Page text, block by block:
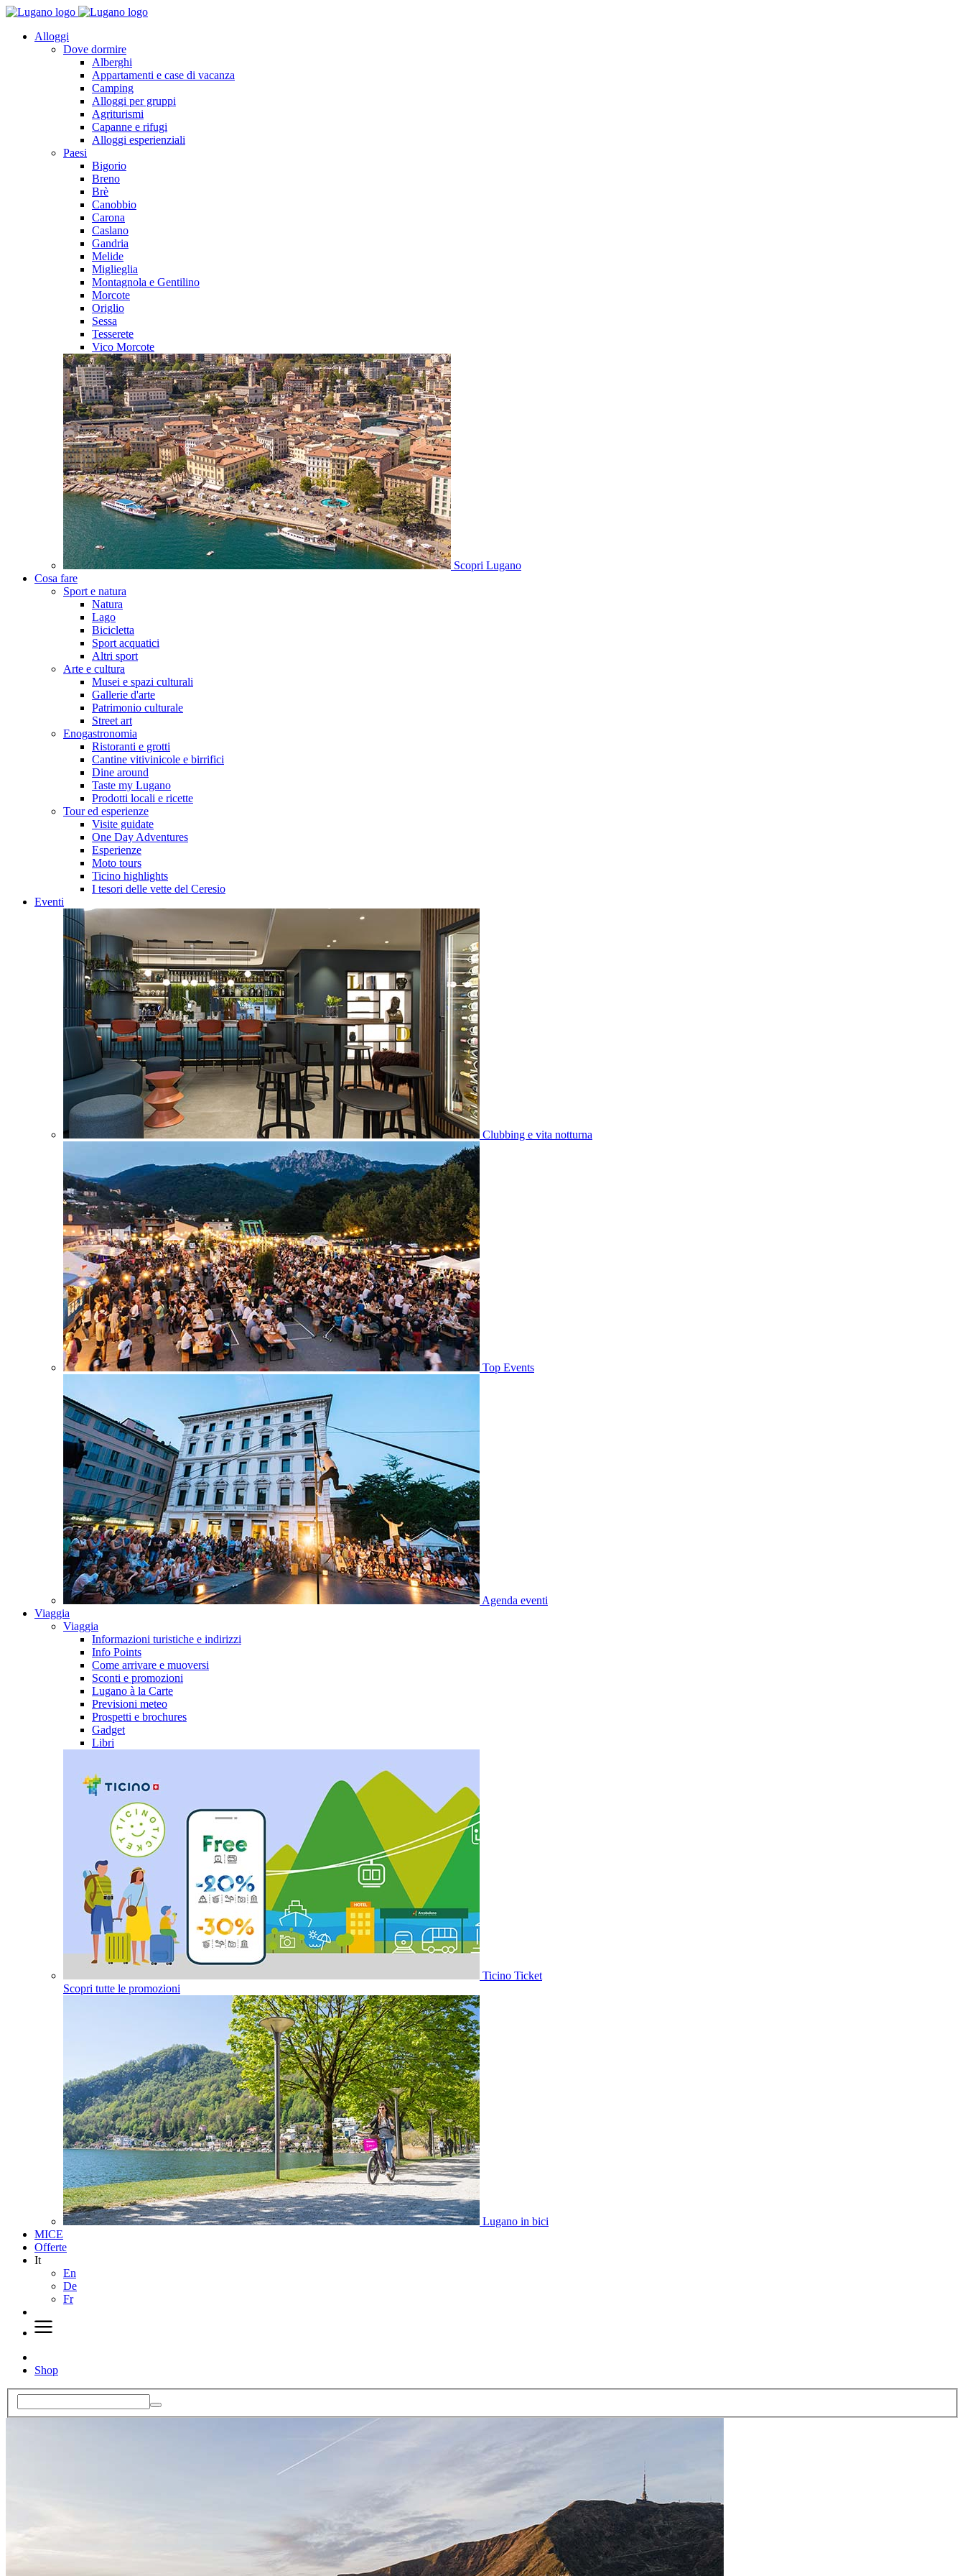
Alloggi
Dove dormire
Alberghi
Appartamenti e case di vacanza
Camping
Alloggi per gruppi
Agriturismi
Capanne e rifugi
Alloggi esperienziali
Paesi
Bigorio
Breno
Brè
Canobbio
Carona
Caslano
Gandria
Melide
Miglieglia
Montagnola e Gentilino
Morcote
Origlio
Sessa
Tesserete
Vico Morcote
Scopri Lugano
Cosa fare
Sport e natura
Natura
Lago
Bicicletta
Sport acquatici
Altri sport
Arte e cultura
Musei e spazi culturali
Gallerie d'arte
Patrimonio culturale
Street art
Enogastronomia
Ristoranti e grotti
Cantine vitivinicole e birrifici
Dine around
Taste my Lugano
Prodotti locali e ricette
Tour ed esperienze
Visite guidate
One Day Adventures
Esperienze
Moto tours
Ticino highlights
I tesori delle vette del Ceresio
Eventi
Clubbing e vita notturna
Top Events
Agenda eventi
Viaggia
Viaggia
Informazioni turistiche e indirizzi
Info Points
Come arrivare e muoversi
Sconti e promozioni
Lugano à la Carte
Previsioni meteo
Prospetti e brochures
Gadget
Libri
Ticino Ticket
Scopri tutte le promozioni
Lugano in bici
MICE
Offerte
It
En
De
Fr
Shop